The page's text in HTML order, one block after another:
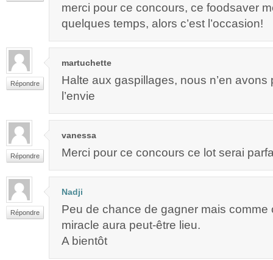
merci pour ce concours, ce foodsaver
quelques temps, alors c’est l’occasion!
Répondre
martuchette
Halte aux gaspillages, nous n’en
l’envie
Répondre
vanessa
Merci pour ce concours ce lot serai
Répondre
Nadji
Peu de chance de gagner mais comme
miracle aura peut-être lieu.
A bientôt